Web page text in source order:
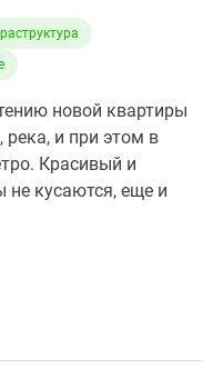
новой квартиры
и при этом в
Красивый и
кусаются, еще и